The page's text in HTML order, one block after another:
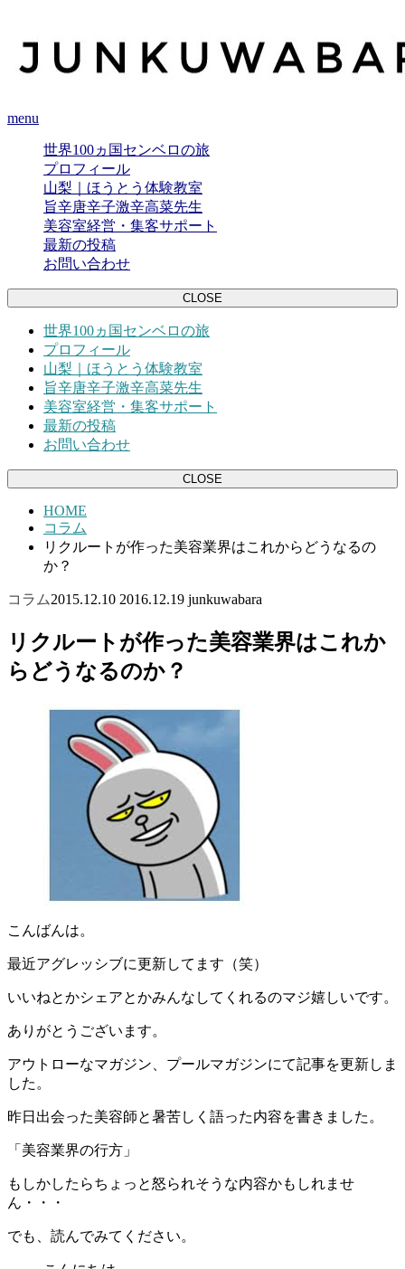
menu
世界100ヵ国センベロの旅
プロフィール
山梨｜ほうとう体験教室
旨辛唐辛子激辛高菜先生
美容室経営・集客サポート
最新の投稿
お問い合わせ
CLOSE
世界100ヵ国センベロの旅
プロフィール
山梨｜ほうとう体験教室
旨辛唐辛子激辛高菜先生
美容室経営・集客サポート
最新の投稿
お問い合わせ
CLOSE
HOME
コラム
リクルートが作った美容業界はこれからどうなるの
か？
コラム2015.12.10 2016.12.19 junkuwabara
リクルートが作った美容業界はこれか
らどうなるのか？
こんばんは。
最近アグレッシブに更新してます（笑）
いいねとかシェアとかみんなしてくれるのマジ嬉しいです。
ありがとうございます。
アウトローなマガジン、プールマガジンにて記事を更新しま
した。
昨日出会った美容師と暑苦しく語った内容を書きました。
「美容業界の行方」
もしかしたらちょっと怒られそうな内容かもしれませ
ん・・・
でも、読んでみてください。